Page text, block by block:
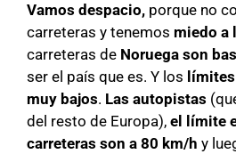
Vamos despacio, porque no
carreteras y tenemos miedo a
carreteras de Noruega son
ser el país que es. Y los
muy bajos. Las autopistas
del resto de Europa), el límite
carreteras son a 80 km/h y